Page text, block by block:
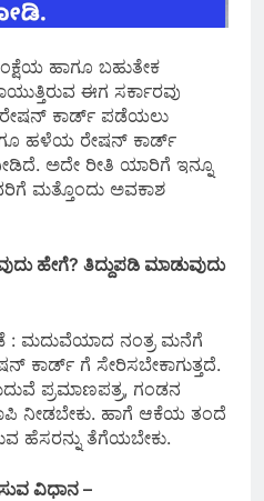
ಹಾಗೂ ಬಹುತೇಕ
ಈಗ ಸರ್ಕಾರವು
ರೇಷನ್ ಕಾರ್ಡ್ ಪಡೆಯಲು
ಹಳೆಯ ರೇಷನ್ ಕಾರ್ಡ್
ಅದೇ ರೀತಿ ಯಾರಿಗೆ ಇನ್ನೂ
ಮತ್ತೊಂದು ಅವಕಾಶ
ಹೇಗೆ? ತಿದ್ದುಪಡಿ ಮಾಡುವುದು
: ಮದುವೆಯಾದ ನಂತ್ರ ಮನೆಗೆ
ಕಾರ್ಡ್ ಗೆ ಸೇರಿಸಬೇಕಾಗುತ್ತದೆ.
ಪ್ರಮಾಣಪತ್ರ, ಗಂಡನ
ಹಾಗೆ ಆಕೆಯ ತಂದೆ
ಹೆಸರನ್ನು ತೆಗೆಯಬೇಕು.
ವಿಧಾನ –